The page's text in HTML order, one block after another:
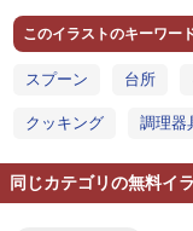
このイラストのキーワー
スプーン 台所
クッキング 調理器
同じカテゴリの無料イ